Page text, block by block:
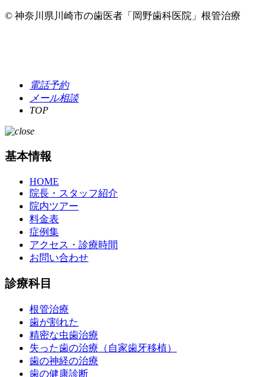
© 神奈川県川崎市の歯医者「岡野歯科医院」根管治療
電話予約
メール相談
TOP
基本情報
HOME
院長・スタッフ紹介
院内ツアー
料金表
症例集
アクセス・診療時間
お問い合わせ
診療科目
根管治療
歯が割れた
精密な虫歯治療
失った歯の治療（自家歯牙移植）
歯の神経の治療
歯の健康診断